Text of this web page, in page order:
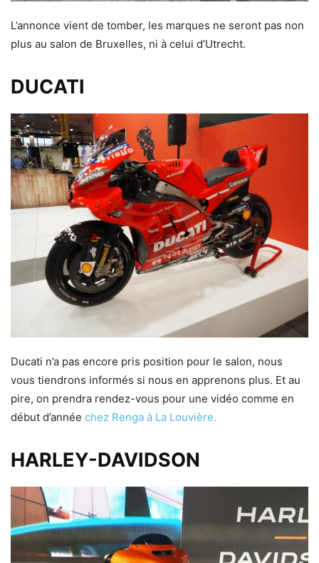
L’annonce vient de tomber, les marques ne seront pas non
plus au salon de Bruxelles, ni à celui d’Utrecht.
DUCATI
Ducati n’a pas encore pris position pour le salon, nous
vous tiendrons informés si nous en apprenons plus. Et au
pire, on prendra rendez-vous pour une vidéo comme en
début d’année chez Renga à La Louvière.
HARLEY-DAVIDSON